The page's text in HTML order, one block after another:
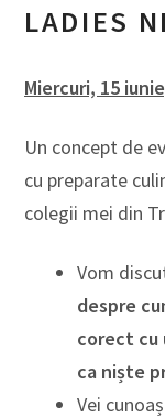
LADIES
Miercuri, 15
Un concept de
cu preparate
colegii mei din
Vom
despre
corect cu
ca niște
Vei